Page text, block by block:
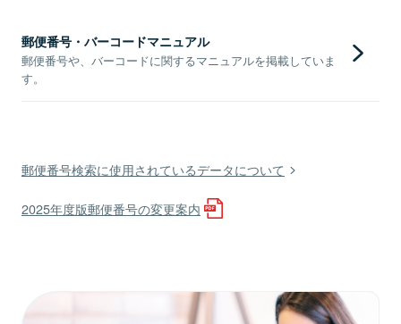
郵便番号・バーコードマニュアル
郵便番号や、バーコードに関するマニュアルを掲載していま
す。
郵便番号検索に使用されているデータについて
2025年度版郵便番号の変更案内